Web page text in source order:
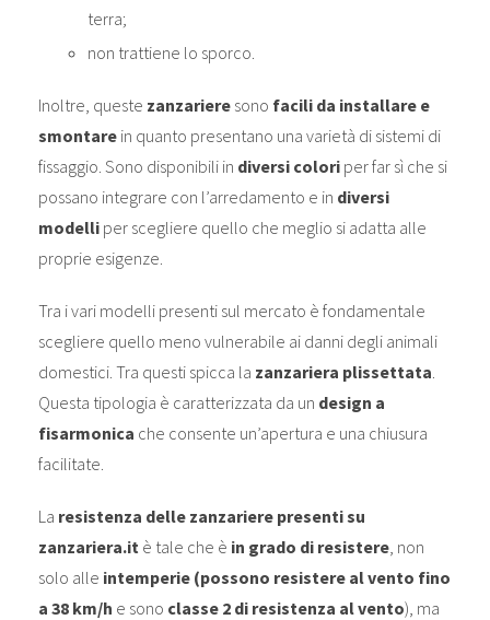
terra;
non trattiene lo sporco.
Inoltre, queste zanzarieresono facili da installare e
smontarein quanto presentano una varietà di sistemi di
fissaggio. Sono disponibili in diversi coloriper far sì che si
possano integrare con l’arredamento e in diversi
modelliper scegliere quello che meglio si adatta alle
proprie esigenze.
Tra i vari modelli presenti sul mercato è fondamentale
scegliere quello meno vulnerabile ai danni degli animali
domestici. Tra questi spicca la zanzariera plissettata
Questa tipologia è caratterizzata da un design a
fisarmonica che consente un’apertura e una chiusura
facilitate.
La resistenza delle zanzariere presenti su
zanzariera.it è tale che è in grado di resistere, non
solo alle intemperie (possono resistere al vento fino
a 38 km/h e sono classe 2 di resistenza al vento), ma